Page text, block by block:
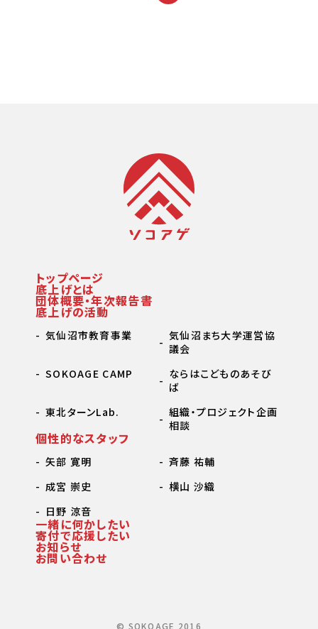
トップページ
底上げとは
団体概要・年次報告書
底上げの活動
気仙沼市教育事業
気仙沼まち大学運営協
議会
SOKOAGE CAMP
ならはこどものあそび
ば
東北ターンLab.
組織・プロジェクト企画
相談
個性的なスタッフ
矢部 寛明
斉藤 祐輔
成宮 崇史
横山 沙織
日野 涼音
一緒に何かしたい
寄付で応援したい
お知らせ
お問い合わせ
© SOKOAGE 2016